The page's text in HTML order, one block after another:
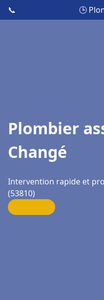
📞 🕒
Plombier
Changé
Intervention rapide et
(53810)